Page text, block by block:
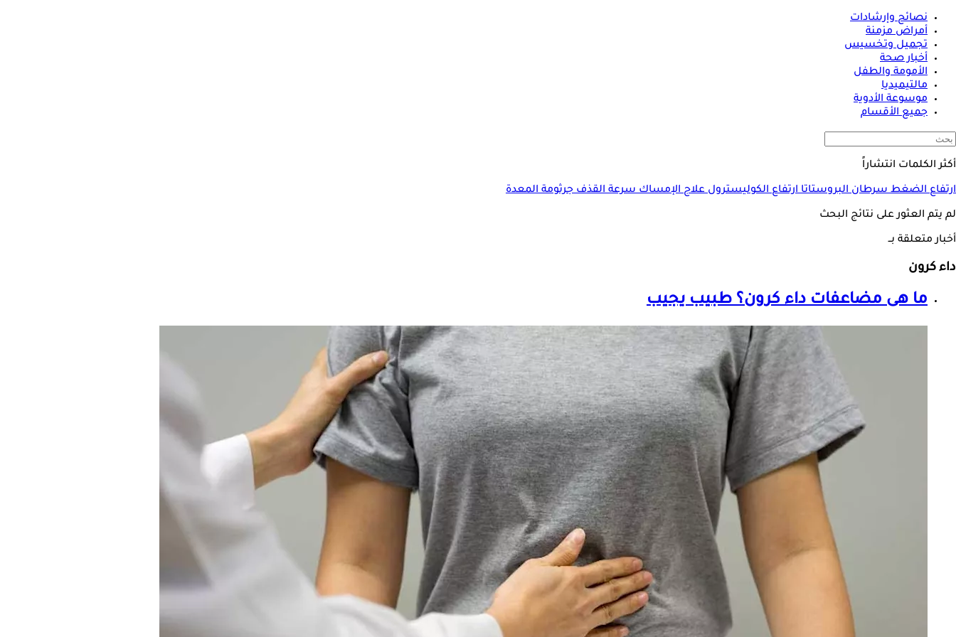
نصائح وإرشادات
أمراض مزمنة
تجميل وتخسيس
أخبار صحة
الأمومة والطفل
مالتيميديا
موسوعة الأدوية
جميع الأقسام
أكثر الكلمات انتشاراً
ارتفاع الضغطسرطان البروستاتاارتفاع الكوليسترولعلاج الإمساكسرعة القذفجرثومة المعدة
لم يتم العثور على نتائج البحث
أخبار متعلقة بــ
داء كرون
ما هى مضاعفاتداء كرون؟ طبيب يجيب